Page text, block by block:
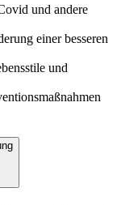
und andere
einer besseren
und